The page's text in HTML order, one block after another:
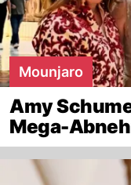
Mounjaro
Amy
Mega-